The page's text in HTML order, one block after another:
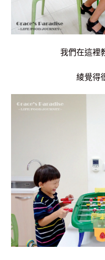
我們在這裡
綾覺得